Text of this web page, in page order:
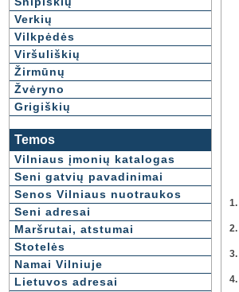
Verkių
Vilkpėdės
Viršuliškių
Žirmūnų
Žvėryno
Grigiškių
Temos
Vilniaus įmonių katalogas
Seni gatvių pavadinimai
Senos Vilniaus nuotraukos
Seni adresai
Maršrutai, atstumai
Stotelės
Namai Vilniuje
Lietuvos adresai
1.
2.
3.
4.